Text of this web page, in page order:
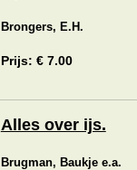
Brongers, E.H.
Prijs: € 7.00
Alles over ijs.
Brugman, Baukje e.a.